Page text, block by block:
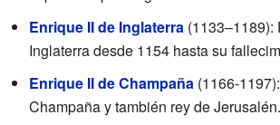
Enrique II de Inglaterra (1133–1189):
Inglaterra desde 1154 hasta su
Enrique II de Champaña (1166-
Champaña y también rey de Jerusalén.